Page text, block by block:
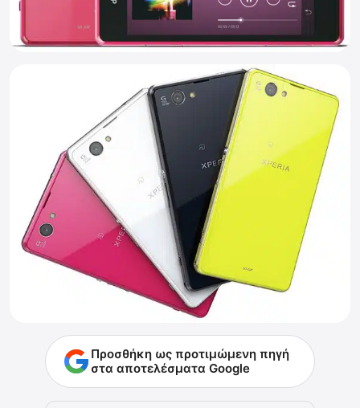
Προσθήκη ως προτιμώμενη πηγή
στα αποτελέσματα Google